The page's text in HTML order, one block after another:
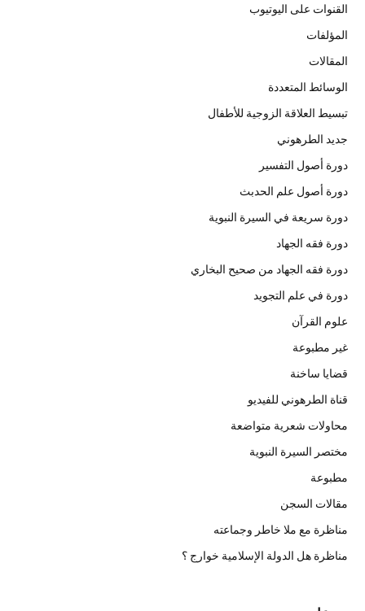
القنوات على اليوتيوب
المؤلفات
المقالات
الوسائط المتعددة
تبسيط العلاقة الزوجية للأطفال
جديد الطرهوني
دورة أصول التفسير
دورة أصول علم الحدبث
دورة سريعة في السيرة النبوية
دورة فقه الجهاد
دورة فقه الجهاد من صحيح البخاري
دورة في علم التجويد
علوم القرآن
غير مطبوعة
قضايا ساخنة
قناة الطرهوني للفيديو
محاولات شعرية متواضعة
مختصر السيرة النبوية
مطبوعة
مقالات السجن
مناظرة مع ملا خاطر وجماعته
مناظرة هل الدولة الإسلامية خوارج ؟